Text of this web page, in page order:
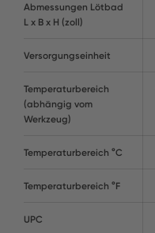
Abmessungen Lötbad
L x B x H (zoll)
Versorgungseinheit
Temperaturbereich
(abhängig vom
Werkzeug)
Temperaturbereich °C
Temperaturbereich °F
UPC